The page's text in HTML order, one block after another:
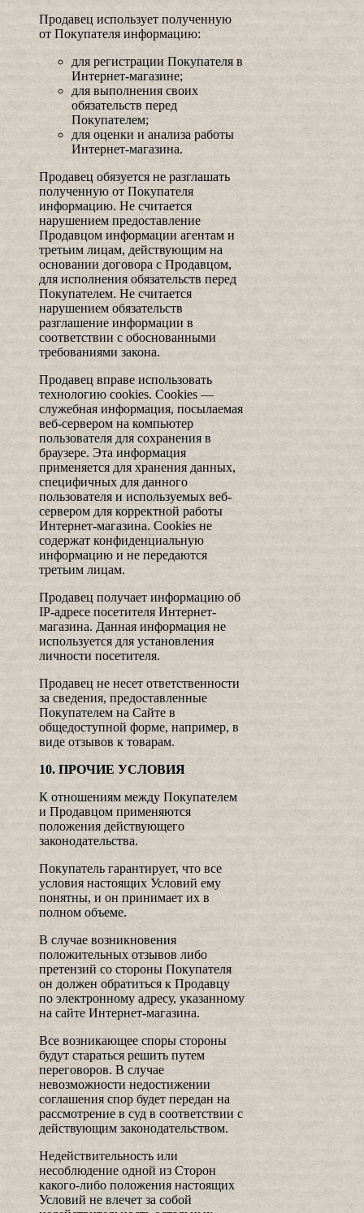
Продавец использует полученную
от Покупателя информацию:
для регистрации Покупателя в
Интернет-магазине;
для выполнения своих
обязательств перед
Покупателем;
для оценки и анализа работы
Интернет-магазина.
Продавец обязуется не разглашать
полученную от Покупателя
информацию. Не считается
нарушением предоставление
Продавцом информации агентам и
третьим лицам, действующим на
основании договора с Продавцом,
для исполнения обязательств перед
Покупателем. Не считается
нарушением обязательств
разглашение информации в
соответствии с обоснованными
требованиями закона.
Продавец вправе использовать
технологию cookies. Cookies —
служебная информация, посылаемая
веб-сервером на компьютер
пользователя для сохранения в
браузере. Эта информация
применяется для хранения данных,
специфичных для данного
пользователя и используемых веб-
сервером для корректной работы
Интернет-магазина. Cookies не
содержат конфиденциальную
информацию и не передаются
третьим лицам.
Продавец получает информацию об
IP-адресе посетителя Интернет-
магазина. Данная информация не
используется для установления
личности посетителя.
Продавец не несет ответственности
за сведения, предоставленные
Покупателем на Сайте в
общедоступной форме, например, в
виде отзывов к товарам.
10. ПРОЧИЕ УСЛОВИЯ
К отношениям между Покупателем
и Продавцом применяются
положения действующего
законодательства.
Покупатель гарантирует, что все
условия настоящих Условий ему
понятны, и он принимает их в
полном объеме.
В случае возникновения
положительных отзывов либо
претензий со стороны Покупателя
он должен обратиться к Продавцу
по электронному адресу, указанному
на сайте Интернет-магазина.
Все возникающее споры стороны
будут стараться решить путем
переговоров. В случае
невозможности недостижении
соглашения спор будет передан на
рассмотрение в суд в соответствии с
действующим законодательством.
Недействительность или
несоблюдение одной из Сторон
какого-либо положения настоящих
Условий не влечет за собой